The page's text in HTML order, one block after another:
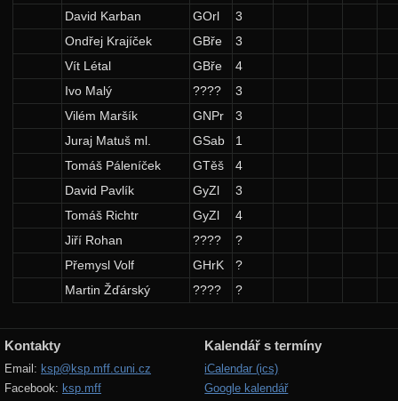
David Karban
GOrl
3
Ondřej Krajíček
GBře
3
Vít Létal
GBře
4
Ivo Malý
????
3
Vilém Maršík
GNPr
3
Juraj Matuš ml.
GSab
1
Tomáš Páleníček
GTěš
4
David Pavlík
GyZl
3
Tomáš Richtr
GyZl
4
Jiří Rohan
????
?
Přemysl Volf
GHrK
?
Martin Žďárský
???? ?
Kontakty
Email: ksp@ksp.mff.cuni.cz
Facebook: ksp.mff
Kalendář s termíny
iCalendar (ics)
Google kalendář